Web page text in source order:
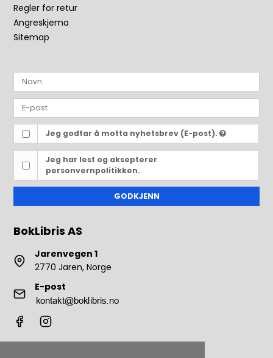
Regler for retur
Angreskjema
Sitemap
Jeg godtar å motta nyhetsbrev (E-post).
Jeg har lest og aksepterer
personvernpolitikken.
GODKJENN
BokLibris AS
Jarenvegen 1
2770 Jaren, Norge
E-post